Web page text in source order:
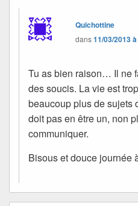
Quichottine
dans11/03/2013
Tu as bien raison… Il ne
des soucis. La vie est
beaucoup plus de sujets
doit pas en être un, non
communiquer.
Bisous et douce journée